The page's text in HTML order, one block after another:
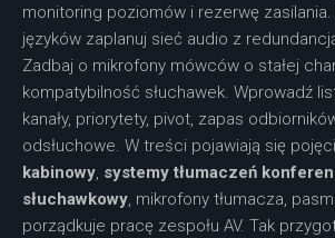
monitoring poziomów i rezerwę
języków zaplanuj sieć audio z
Zadbaj o mikrofony mówców o stałej
kompatybilność słuchawek. Wprowadź
kanały, priorytety, pivot, zapas
odsłuchowe. W treści pojawiają się
kabinowy, systemy tłumaczeń
słuchawkowy, mikrofony tłumacza,
porządkuje pracę zespołu AV. Tak